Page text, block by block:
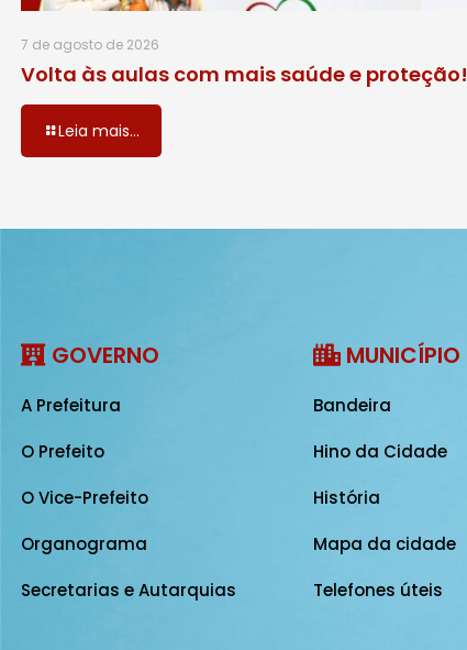
7 de agosto de 2026
Volta às aulas com mais saúde e proteção!
Leia mais...
GOVERNO
A Prefeitura
O Prefeito
O Vice-Prefeito
Organograma
Secretarias e Autarquias
MUNICÍPIO
Bandeira
Hino da Cidade
História
Mapa da cidade
Telefones úteis